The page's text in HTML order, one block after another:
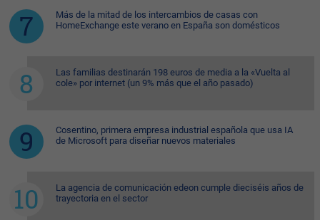
Más de la mitad de los intercambios de casas con
HomeExchange este verano en España son domésticos
Las familias destinarán 198 euros de media a la «Vuelta al
cole» por internet (un 9% más que el año pasado)
Cosentino, primera empresa industrial española que usa IA
de Microsoft para diseñar nuevos materiales
La agencia de comunicación edeon cumple dieciséis años de
trayectoria en el sector